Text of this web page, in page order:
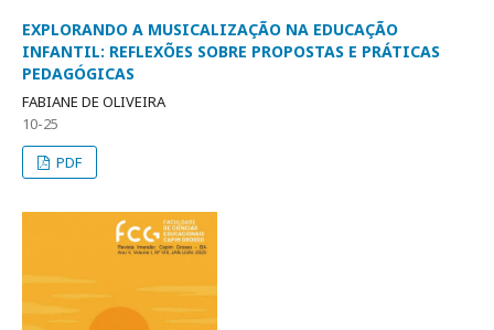
EXPLORANDO A MUSICALIZAÇÃO NA EDUCAÇÃO
INFANTIL: REFLEXÕES SOBRE PROPOSTAS E PRÁTICAS
PEDAGÓGICAS
FABIANE DE OLIVEIRA
10-25
PDF